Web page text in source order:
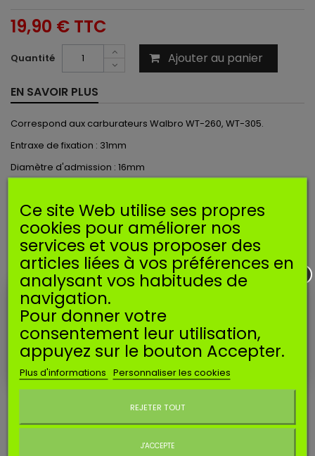
19,90 € TTC
Quantité Ajouter au panier
EN SAVOIR PLUS
Correspond aux carburateurs Walbro WT-260, WT-305.
Entraxe de fixation : 31mm
Diamètre d'admission : 16mm
Ce carburateur est utilisé sur les machines suivantes* :
ALPINA: VIP 21, VIP 25, VIP 30, VIP 52.
*Données indicatives et non exhaustives
ACCESSOIRES
Promo!
Ce site Web utilise ses propres
cookies pour améliorer nos
services et vous proposer des
articles liées à vos préférences en
analysant vos habitudes de
navigation.
Pour donner votre
consentement leur utilisation,
appuyez sur le bouton Accepter.
Plus d'informations Personnaliser les cookies
REJETER TOUT
J'ACCEPTE